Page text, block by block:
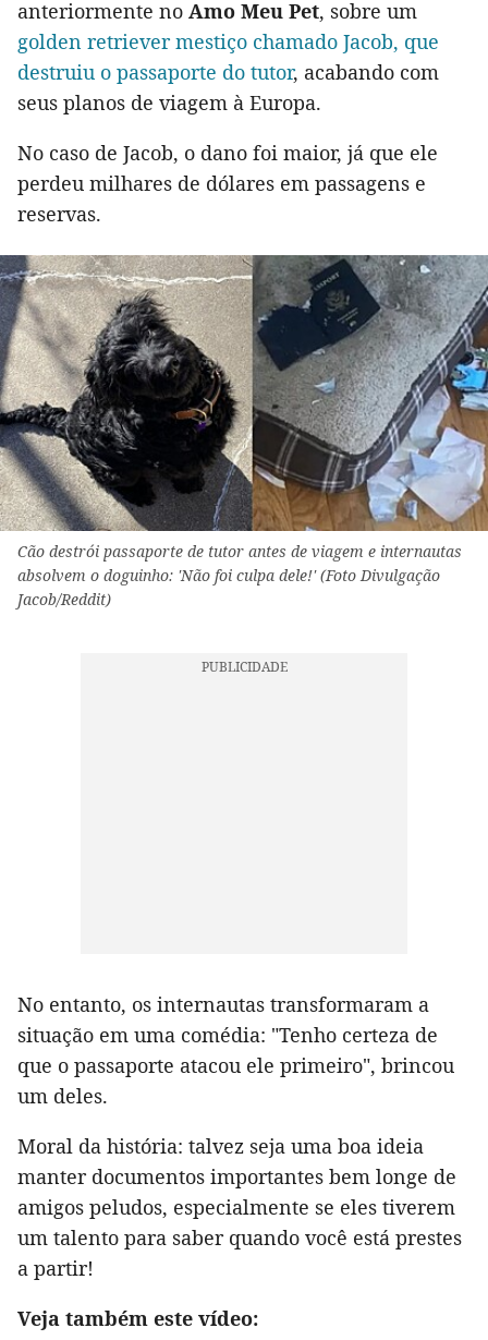
anteriormente no Amo Meu Pet, sobre um
golden retriever mestiço chamado Jacob, que
destruiu o passaporte do tutor, acabando com
seus planos de viagem à Europa.
No caso de Jacob, o dano foi maior, já que ele
perdeu milhares de dólares em passagens e
reservas.
Cão destrói passaporte de tutor antes de viagem e internautas
absolvem o doguinho: 'Não foi culpa dele!' (Foto Divulgação
Jacob/Reddit)
No entanto, os internautas transformaram a
situação em uma comédia: "Tenho certeza de
que o passaporte atacou ele primeiro", brincou
um deles.
Moral da história: talvez seja uma boa ideia
manter documentos importantes bem longe de
amigos peludos, especialmente se eles tiverem
um talento para saber quando você está prestes
a partir!
Veja também este vídeo: